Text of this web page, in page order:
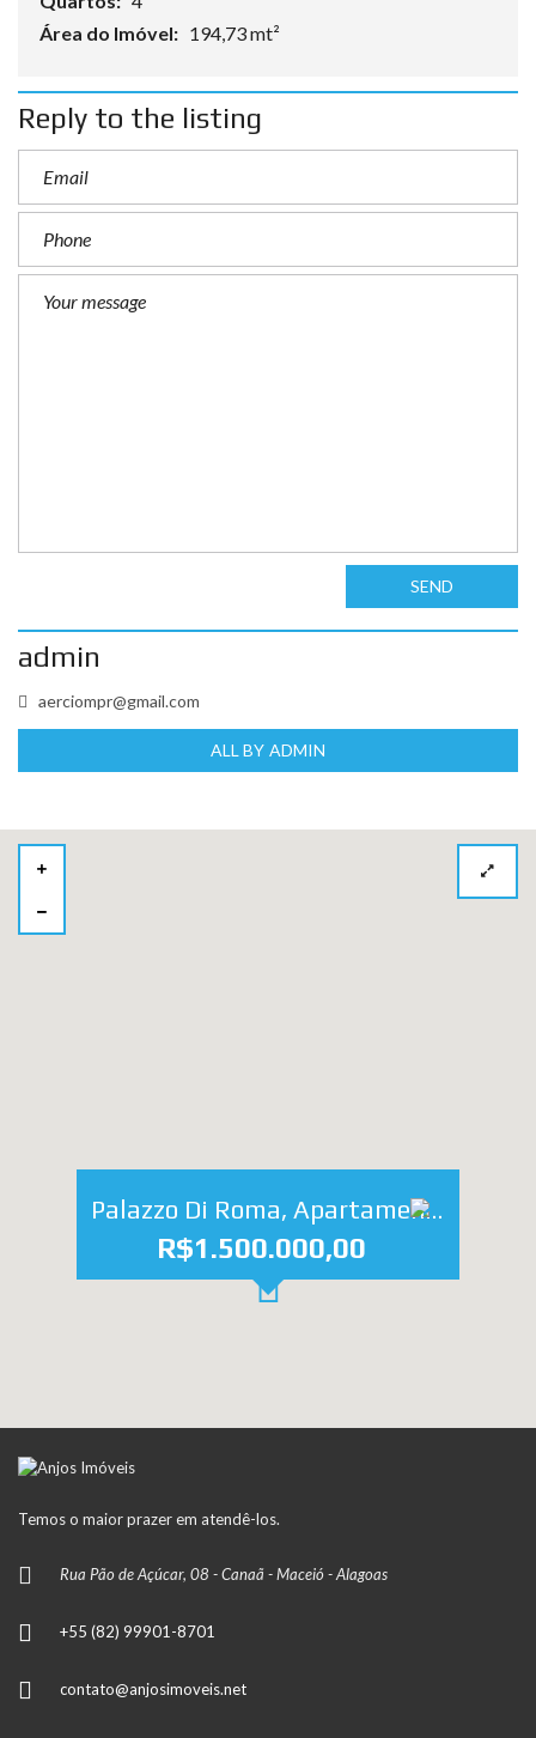
Área do Imóvel: 194,73 mt²
Reply to the listing
SEND
admin
aerciompr@gmail.com
ALL BY ADMIN
Palazzo Di Roma, Apartamento à beira mar de Pajuçara, Maceió - AL
R$1.500.000,00
Temos o maior prazer em atendê-los.
Rua Pão de Açúcar, 08 - Canaã - Maceió - Alagoas
+55 (82) 99901-8701
contato@anjosimoveis.net